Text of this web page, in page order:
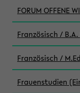
FORUM OFFENE
Französisch /
Französisch /
Frauenstudien